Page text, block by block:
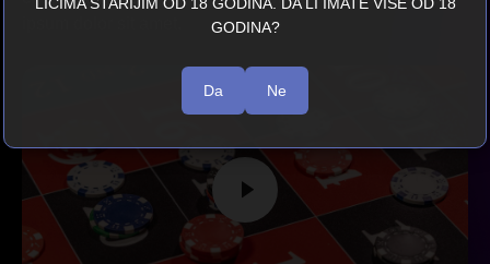
GODINA?
Da Ne